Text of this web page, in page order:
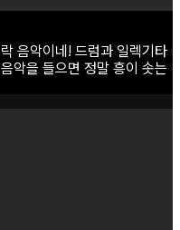
락 음악이네! 드럼과 일렉기타
음악을 들으면 정말 흥이 솟는